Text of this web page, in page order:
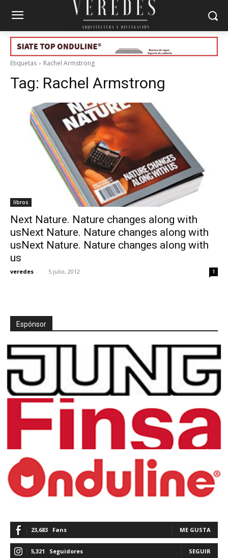
Etiquetas Rachel Armstrong
Tag: Rachel Armstrong
libros
Next Nature. Nature changes along with
usNext Nature. Nature changes along with
usNext Nature. Nature changes along with
us
veredes - 5 julio, 2012 1
Espónsor
23,683 Fans ME GUSTA
5,321 Seguidores SEGUIR